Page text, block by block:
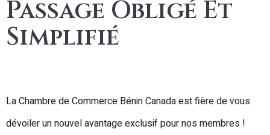
Passage Obligé Et
Simplifié
La Chambre de Commerce Bénin Canada est fière de vous
dévoiler un nouvel avantage exclusif pour nos membres !